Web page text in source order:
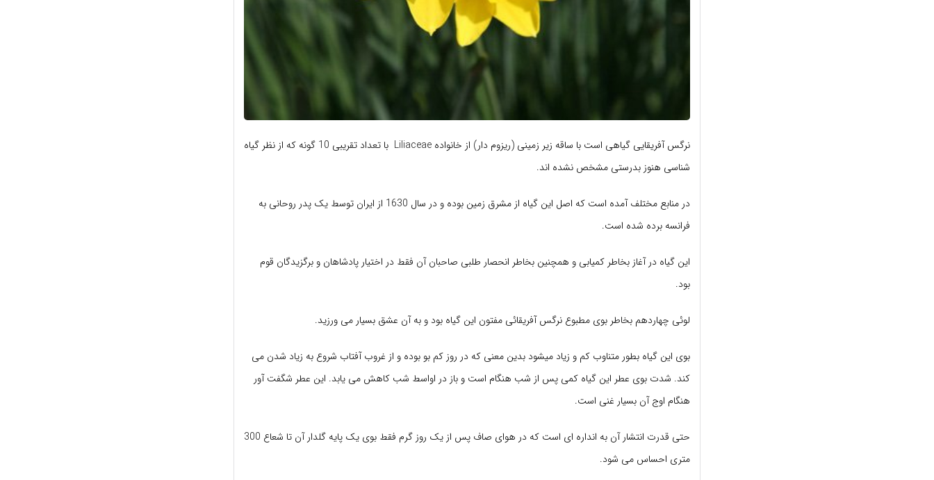
نرگس آفریقایی گیاهی است با ساقه زیر زمینی (ریزوم دار) از خانواده Liliaceae با تعداد تقریبی 10 گونه که از نظر گیاه
شناسی هنوز بدرستی مشخص نشده اند.
در منابع مختلف آمده است که اصل این گیاه از مشرق زمین بوده و در سال 1630 از ایران توسط یک پدر روحانی به
فرانسه برده شده است.
این گیاه در آغاز بخاطر کمیابی و همچنین بخاطر انحصار طلبی صاحبان آن فقط در اختیار پادشاهان و برگزیدگان قوم
بود.
لوئی چهاردهم بخاطر بوی مطبوع نرگس آفریقائی مفتون این گیاه بود و به آن عشق بسیار می ورزید.
بوی این گیاه بطور متناوب کم و زیاد میشود بدین معنی که در روز کم بو بوده و از غروب آفتاب شروع به زیاد شدن می
کند. شدت بوی عطر این گیاه کمی پس از شب هنگام است و باز در اواسط شب کاهش می یابد. این عطر شگفت آور
هنگام اوج آن بسیار غنی است.
حتی قدرت انتشار آن به انداره ای است که در هوای صاف پس از یک روز گرم فقط بوی یک پایه گلدار آن تا شعاع 300
متری احساس می شود.